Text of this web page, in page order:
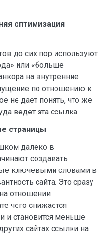
оптимизация
до сих пор используют
или «больше
на внутренние
по отношению к
не дает понять, что же
ведет эта ссылка.
страницы
далеко в
создавать
ключевыми словами в
сайта. Это сразу
отношении
чего снижается
и становится меньше
сайтах ссылки на